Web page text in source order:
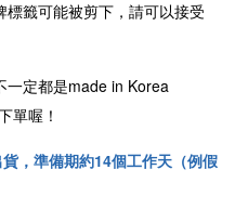
籤可能被剪下，請可以接受
一定都是made in Korea
單喔！
，準備期約14個工作天（例假